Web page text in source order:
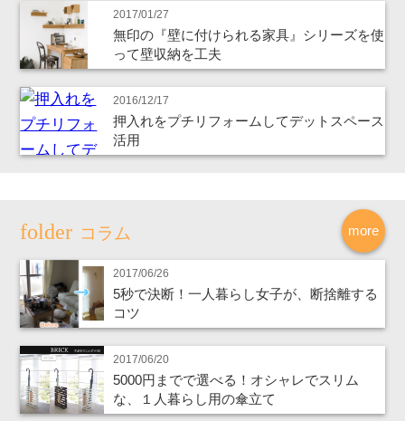
2017/01/27
無印の『壁に付けられる家具』シリーズを使
って壁収納を工夫
2016/12/17
押入れをプチリフォームしてデットスペース
活用
more
コラム
2017/06/26
5秒で決断！一人暮らし女子が、断捨離する
コツ
2017/06/20
5000円までで選べる！オシャレでスリム
な、１人暮らし用の傘立て